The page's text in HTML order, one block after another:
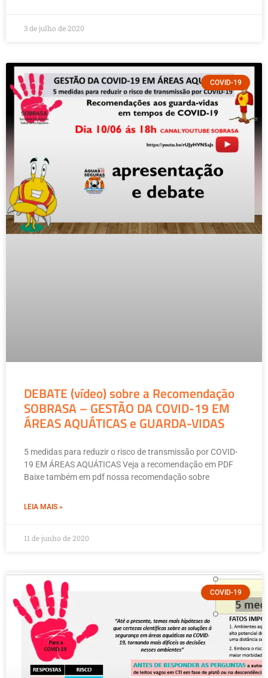
3 de julho de 2020
COVID-19
DEBATE (vídeo) sobre a Recomendação
SOBRASA – GESTÃO DA COVID-19 EM
ÁREAS AQUÁTICAS e GUARDA-VIDAS
5 medidas para reduzir o risco de transmissão por COVID-
19 EM ÁREAS AQUÁTICAS Veja a recomendação em PDF
Baixe também em pdf nossa recomendação sobre
LEIA MAIS »
11 de junho de 2020
COVID-19